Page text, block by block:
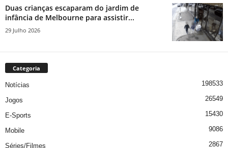
Duas crianças escaparam do jardim de
infância de Melbourne para assistir...
29 Julho 2026
Categoria
Notícias 198533
Jogos 26549
E-Sports 15430
Mobile 9086
Séries/Filmes 2867